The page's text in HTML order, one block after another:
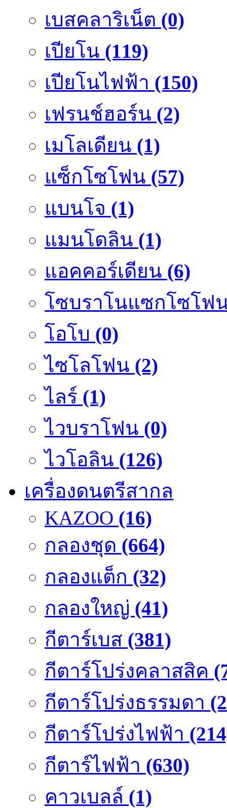
เบสคลาริเน็ต (0)
เปียโน (119)
เปียโนไฟฟ้า (150)
เฟรนช์ฮอร์น (2)
เมโลเดียน (1)
แซ็กโซโฟน (57)
แบนโจ (1)
แมนโดลิน (1)
แอคคอร์เดียน (6)
โซบราโนแซกโซโฟ
โอโบ (0)
ไซโลโฟน (2)
ไลร์ (1)
ไวบราโฟน (0)
ไวโอลิน (126)
เครื่องดนตรีสากล
KAZOO (16)
กลองชุด (664)
กลองแต็ก (32)
กลองใหญ่ (41)
กีตาร์เบส (381)
กีตาร์โปร่งคลาสสิค
กีตาร์โปร่งธรรมดา
กีตาร์โปร่งไฟฟ้า
กีตาร์ไฟฟ้า (630)
คาวเบลล์ (1)